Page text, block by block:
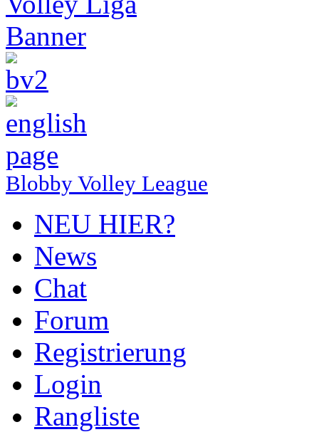
Blobby Volley League
NEU HIER?
News
Chat
Forum
Registrierung
Login
Rangliste